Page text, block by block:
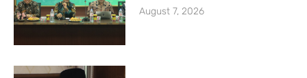
August 7, 2026